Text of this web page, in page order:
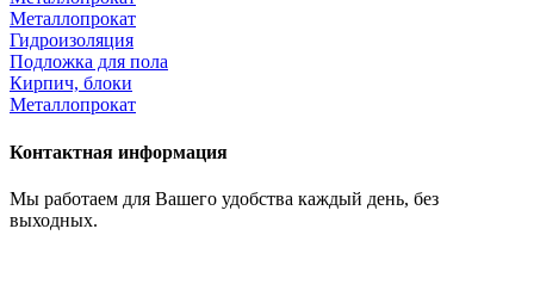
Металлопрокат
Гидроизоляция
Подложка для пола
Кирпич, блоки
Металлопрокат
Контактная информация
Мы работаем для Вашего удобства каждый день, без
выходных.